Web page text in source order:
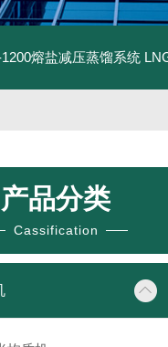
熔盐减压蒸馏系统
产品分类
Cassification